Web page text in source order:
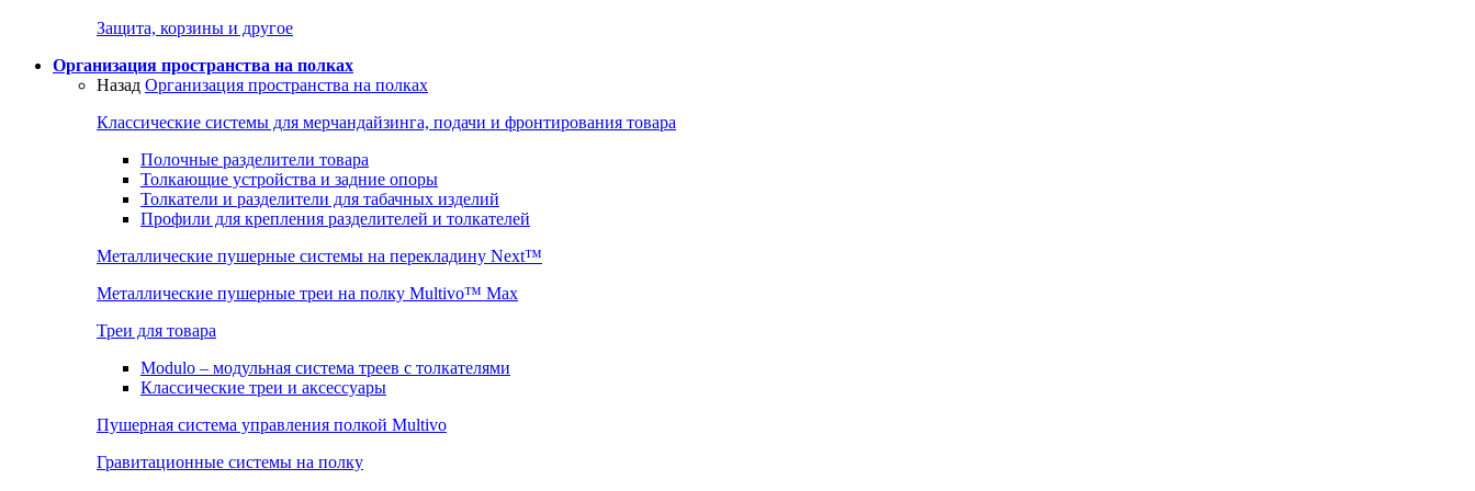
Защита, корзины и другое
Организация пространства на полках
Назад Организация пространства на полках
Классические системы для мерчандайзинга, подачи и фронтирования товара
Полочные разделители товара
Толкающие устройства и задние опоры
Толкатели и разделители для табачных изделий
Профили для крепления разделителей и толкателей
Металлические пушерные системы на перекладину Next™
Металлические пушерные треи на полку Multivo™ Max
Треи для товара
Modulo – модульная система треев с толкателями
Классические треи и аксессуары
Пушерная система управления полкой Multivo
Гравитационные системы на полку